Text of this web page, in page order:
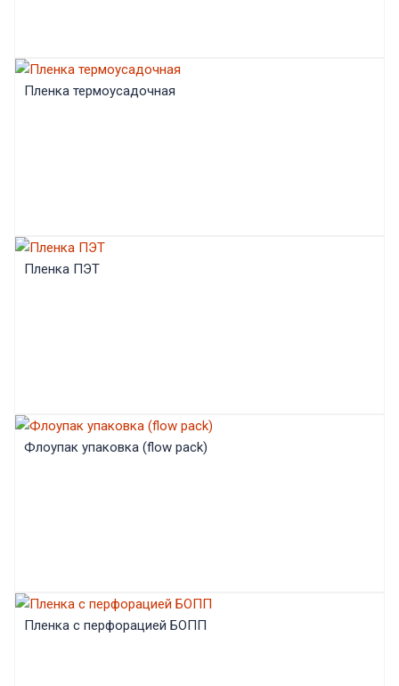
Пленка термоусадочная
Пленка ПЭТ
Флоупак упаковка (flow pack)
Пленка с перфорацией БОПП